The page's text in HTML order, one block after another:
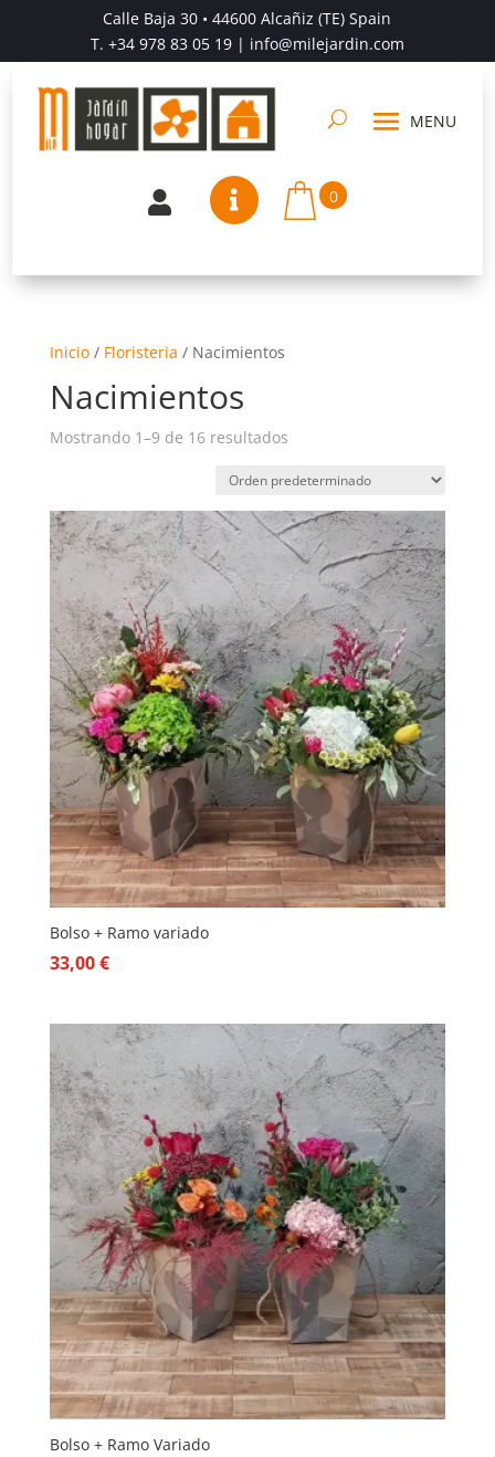
Calle Baja 30 • 44600 Alcañiz (TE) Spain
T. +34 978 83 05 19| info@milejardin.com
  0
Inicio/ Floristeria / Nacimientos
Nacimientos
Mostrando 1–9 de 16 resultados
Bolso + Ramo variado
33,00€
Bolso + Ramo Variado